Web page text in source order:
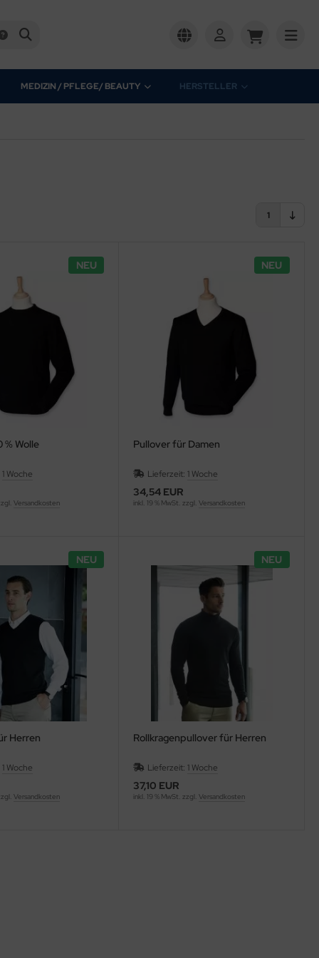
MEDIZIN / PFLEGE/ BEAUTY HERSTELLER
1
NEU
% Wolle
1 Woche
Versandkosten
NEU
Pullover für Damen
Lieferzeit:1 Woche
34,54 EUR
inkl. 19 % MwSt. zzgl.Versandkosten
NEU
Herren
1 Woche
Versandkosten
NEU
Rollkragenpullover für Herren
Lieferzeit:1 Woche
37,10 EUR
inkl. 19 % MwSt. zzgl.Versandkosten